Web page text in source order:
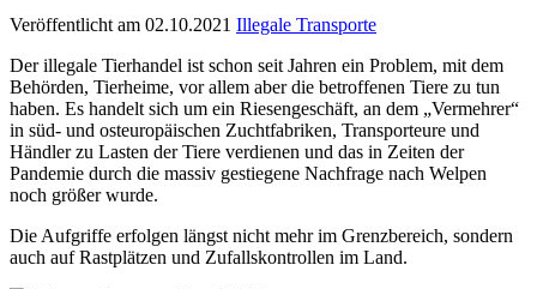
Veröffentlicht am 02.10.2021 Illegale Transporte
Der illegale Tierhandel ist schon seit Jahren ein Problem, mit dem
Behörden, Tierheime, vor allem aber die betroffenen Tiere zu tun
haben. Es handelt sich um ein Riesengeschäft, an dem „Vermehrer“
in süd- und osteuropäischen Zuchtfabriken, Transporteure und
Händler zu Lasten der Tiere verdienen und das in Zeiten der
Pandemie durch die massiv gestiegene Nachfrage nach Welpen
noch größer wurde.
Die Aufgriffe erfolgen längst nicht mehr im Grenzbereich, sondern
auch auf Rastplätzen und Zufallskontrollen im Land.